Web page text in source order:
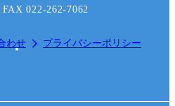
022-262-7062
わせ
プライバシーポリシー